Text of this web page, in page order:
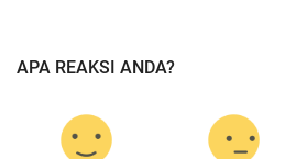
APA REAKSI ANDA?